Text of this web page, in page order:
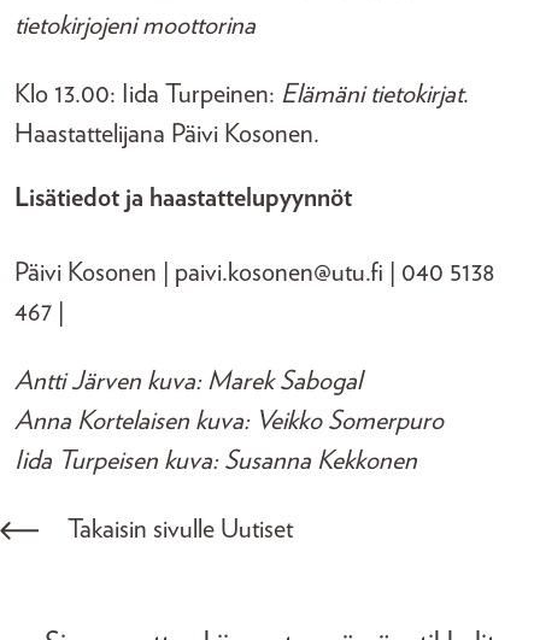
tietokirjojeni moottorina
Klo 13.00: Iida Turpeinen: Elämäni tietokirjat.
Haastattelijana Päivi Kosonen.
Lisätiedot ja haastattelupyynnöt
Päivi Kosonen | paivi.kosonen@utu.fi | 040 5138
467 |
Antti Järven kuva: Marek Sabogal
Anna Kortelaisen kuva: Veikko Somerpuro
Iida Turpeisen kuva: Susanna Kekkonen
Takaisin sivulle Uutiset